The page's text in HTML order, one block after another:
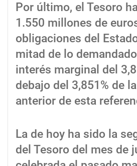
Por último, el Tesoro
1.550 millones de
obligaciones del
mitad de lo
interés marginal del
debajo del 3,851% de
anterior de esta
La de hoy ha sido la
del Tesoro del mes de